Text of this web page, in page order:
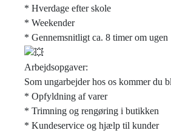
* Hverdage efter skole
* Weekender
* Gennemsnitligt ca. 8 timer om ugen
Arbejdsopgaver:
Som ungarbejder hos os kommer du
* Opfyldning af varer
* Trimning og rengøring i butikken
* Kundeservice og hjælp til kunder